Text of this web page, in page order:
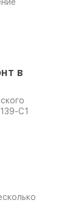
в
C1